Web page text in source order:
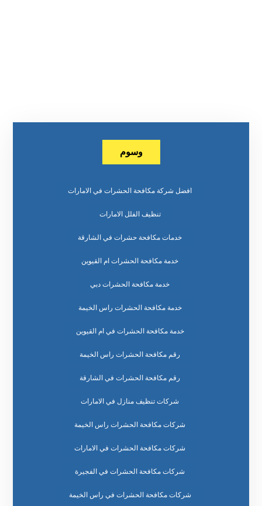
وسوم
افضل شركة مكافحة الحشرات في الامارات
تنظيف الفلل الامارات
خدمات مكافحة حشرات في الشارقة
خدمة مكافحة الحشرات ام القيوين
خدمة مكافحة الحشرات دبي
خدمة مكافحة الحشرات راس الخيمة
خدمة مكافحة الحشرات في ام القيوين
رقم مكافحة الحشرات راس الخيمة
رقم مكافحة الحشرات في الشارقة
شركات تنظيف منازل في الامارات
شركات مكافحة الحشرات راس الخيمة
شركات مكافحة الحشرات في الامارات
شركات مكافحة الحشرات في الفجيرة
شركات مكافحة الحشرات في راس الخيمة